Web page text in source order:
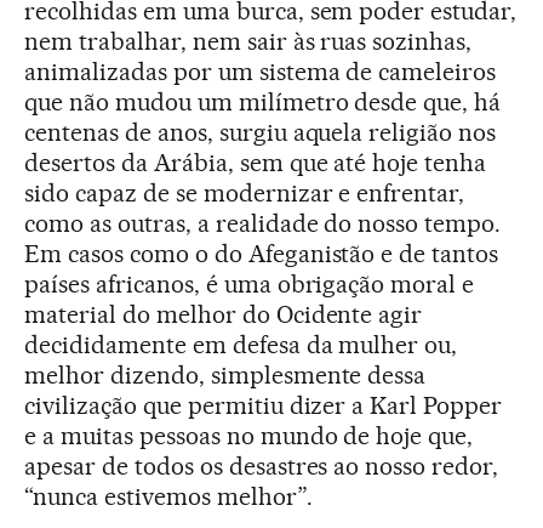
recolhidas em uma burca, sem poder estudar,
nem trabalhar, nem sair às ruas sozinhas,
animalizadas por um sistema de cameleiros
que não mudou um milímetro desde que, há
centenas de anos, surgiu aquela religião nos
desertos da Arábia, sem que até hoje tenha
sido capaz de se modernizar e enfrentar,
como as outras, a realidade do nosso tempo.
Em casos como o do Afeganistão e de tantos
países africanos, é uma obrigação moral e
material do melhor do Ocidente agir
decididamente em defesa da mulher ou,
melhor dizendo, simplesmente dessa
civilização que permitiu dizer a Karl Popper
e a muitas pessoas no mundo de hoje que,
apesar de todos os desastres ao nosso redor,
“nunca estivemos melhor”.